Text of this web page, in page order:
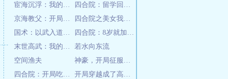
宦海沉浮：我的绝色女上司
四合院：留学回国，开局当干部
京海教父：开局杀掉安欣
四合院之美女我来了
国术：以武入道，我独踏碎凌霄！
四合院：8岁就加入国家调查部
末世高武：我的箭术可诛神斩仙
若水向东流
空间渔夫
神豪，开局征服极品女神
四合院：开局吃出一亩三分地
开局穿越成了高启强他弟